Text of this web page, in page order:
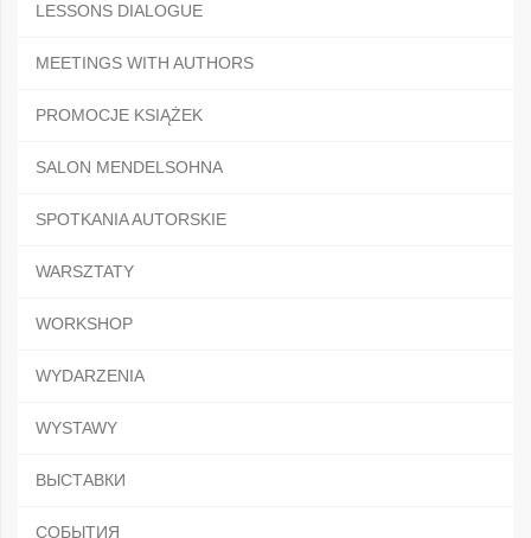
LESSONS DIALOGUE
MEETINGS WITH AUTHORS
PROMOCJE KSIĄŻEK
SALON MENDELSOHNA
SPOTKANIA AUTORSKIE
WARSZTATY
WORKSHOP
WYDARZENIA
WYSTAWY
ВЫСТАВКИ
СОБЫТИЯ